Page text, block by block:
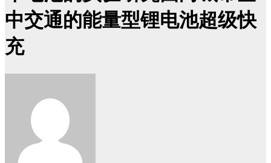
中交通的能量型锂电池超级快
充